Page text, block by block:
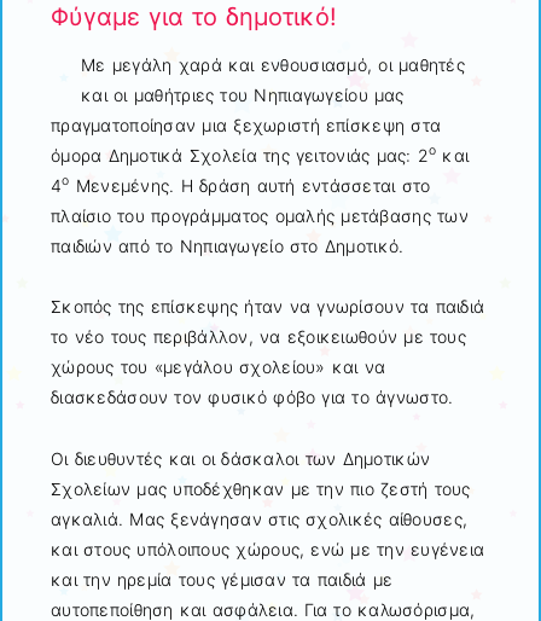
Φύγαμε για το δημοτικό!
Με μεγάλη χαρά και ενθουσιασμό, οι μαθητές
και οι μαθήτριες του Νηπιαγωγείου μας
πραγματοποίησαν μια ξεχωριστή επίσκεψη στα
όμορα Δημοτικά Σχολεία της γειτονιάς μας: 2ο και
4ο Μενεμένης. Η δράση αυτή εντάσσεται στο
πλαίσιο του προγράμματος ομαλής μετάβασης των
παιδιών από το Νηπιαγωγείο στο Δημοτικό.
Σκοπός της επίσκεψης ήταν να γνωρίσουν τα παιδιά
το νέο τους περιβάλλον, να εξοικειωθούν με τους
χώρους του «μεγάλου σχολείου» και να
διασκεδάσουν τον φυσικό φόβο για το άγνωστο.
Οι διευθυντές και οι δάσκαλοι των Δημοτικών
Σχολείων μας υποδέχθηκαν με την πιο ζεστή τους
αγκαλιά. Μας ξενάγησαν στις σχολικές αίθουσες,
και στους υπόλοιπους χώρους, ενώ με την ευγένεια
και την ηρεμία τους γέμισαν τα παιδιά με
αυτοπεποίθηση και ασφάλεια. Για το καλωσόρισμα,